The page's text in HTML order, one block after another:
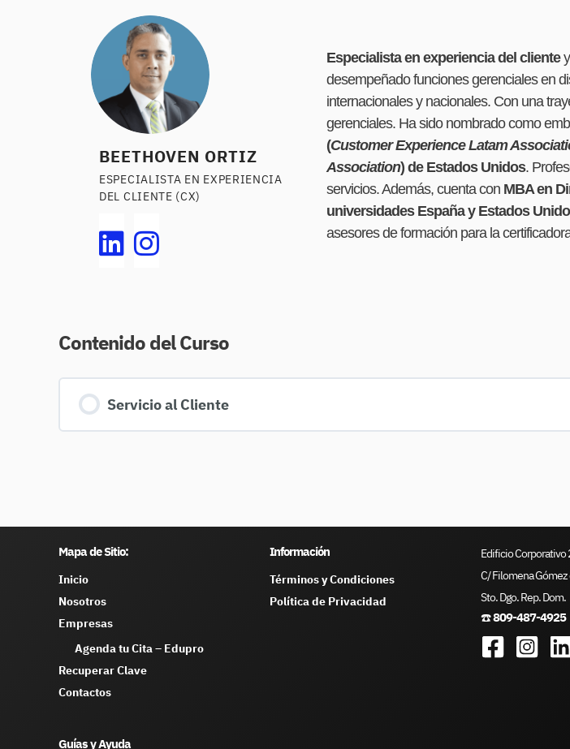
BEETHOVEN ORTIZ
ESPECIALISTA EN EXPERIENCIA
DEL CLIENTE (CX)
Especialista en experiencia del clientey
desempeñado funciones gerenciales en
internacionales y nacionales. Con una
gerenciales. Ha sido nombrado como
(Customer Experience Latam
Association) de Estados Unidos.
servicios. Además, cuenta con MBA en
universidades España y Estados
asesores de formación para la
Contenido del Curso
Servicio al Cliente
Mapa de Sitio:
Inicio
Nosotros
Empresas
Agenda tu Cita – Edupro
Recuperar Clave
Contactos
Guías y Ayuda
Información
Términos y Condiciones
Política de Privacidad
Edificio Corporativo
C/ Filomena Gómez
Sto. Dgo. Rep. Dom.
☎️809-487-4925